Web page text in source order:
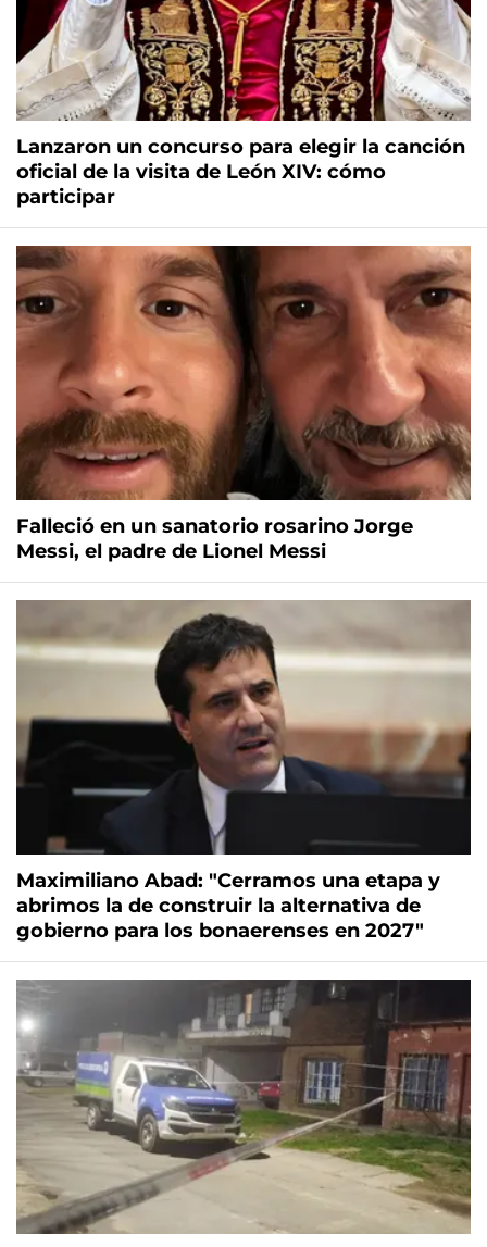
Lanzaron un concurso para elegir la canción
oficial de la visita de León XIV: cómo
participar
Falleció en un sanatorio rosarino Jorge
Messi, el padre de Lionel Messi
Maximiliano Abad: "Cerramos una etapa y
abrimos la de construir la alternativa de
gobierno para los bonaerenses en 2027"